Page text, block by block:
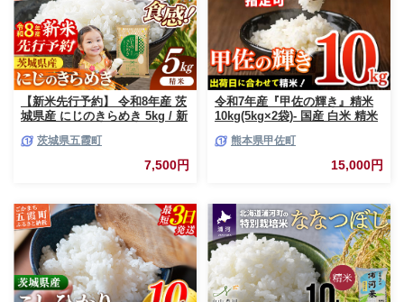
【新米先行予約】 令和8年産 茨
城県産 にじのきらめき 5kg / 新
お米 精米 旨味 安心 美味しい
茨城県五霞町
7,500円
令和7年産『甲佐の輝き』精米
10kg(5kg×2袋)- 国産 白米 精米
あり 厳選 マイスター 生活応援
ひのひかり 森のくまさん おす
すめ 熊本県 甲佐町【価格改定
熊本県甲佐町
15,000円